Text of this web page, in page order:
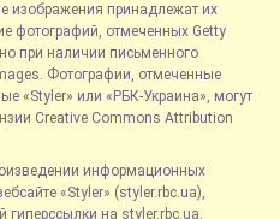
изображения принадлежат их
фотографий, отмеченных Getty
при наличии письменного
Фотографии, отмеченные
«Styler» или «РБК-Украина», могут
Creative Commons Attribution
информационных
«Styler» (styler.rbc.ua),
гиперссылки на styler.rbc.ua,